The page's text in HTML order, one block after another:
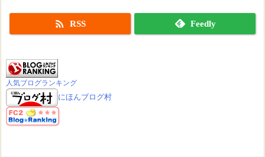
 RSS Feedly
人気ブログランキング
にほんブログ村